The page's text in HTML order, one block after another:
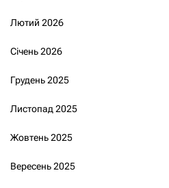
Лютий 2026
Січень 2026
Грудень 2025
Листопад 2025
Жовтень 2025
Вересень 2025